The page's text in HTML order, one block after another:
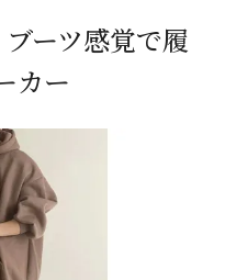
ブーツ感覚で履
カー